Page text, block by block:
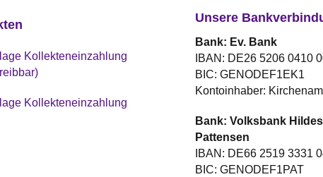
Kollekteneinzahlung
Kollekteneinzahlung
Unsere
Bank: Ev. Bank
IBAN: DE26 5206 0410
BIC: GENODEF1EK1
Kontoinhaber:
Bank: Volksbank
Pattensen
IBAN: DE66 2519 3331
BIC: GENODEF1PAT